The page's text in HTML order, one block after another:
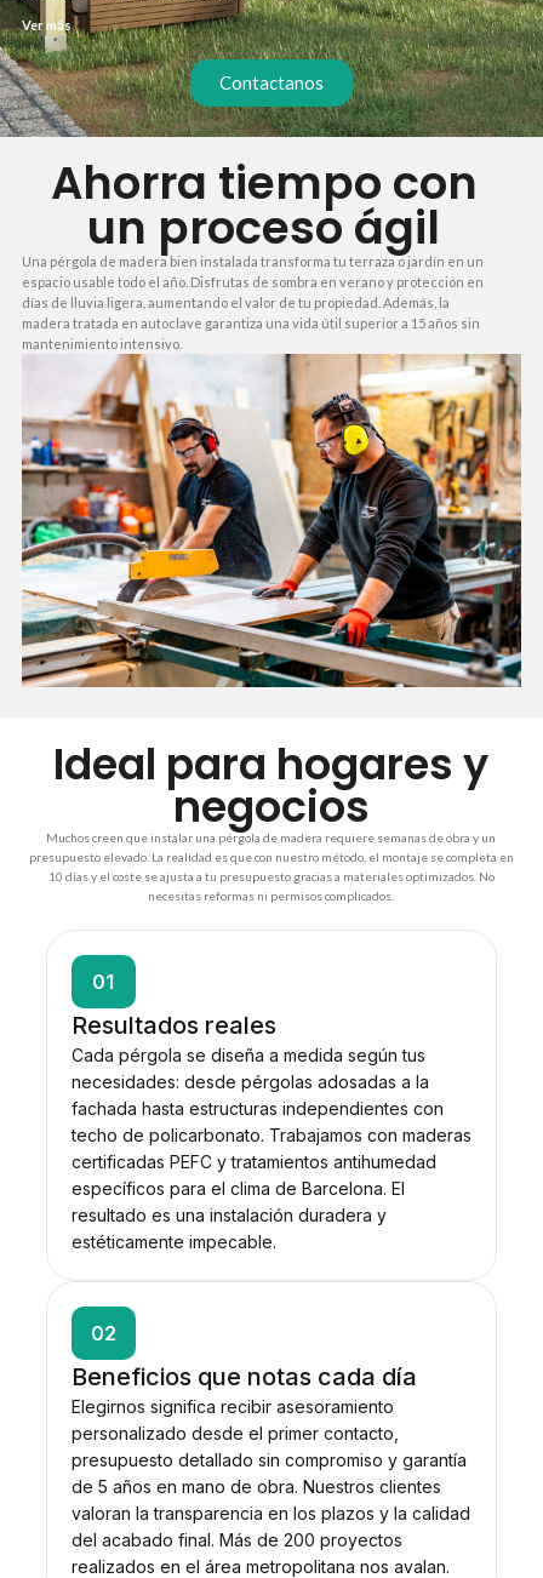
proceso ágil y sin sorpresas. Te explicamos cómo conseguir tu pérgola ideal en
menos de dos semanas, con presupuesto cerrado y materiales de primera
calidad. Olvídate de esperas interminables y costes ocultos.
Ver más
Contactanos
Ahorra tiempo con
un proceso ágil
Una pérgola de madera bien instalada transforma tu terraza o jardín en un
espacio usable todo el año. Disfrutas de sombra en verano y protección en
días de lluvia ligera, aumentando el valor de tu propiedad. Además, la
madera tratada en autoclave garantiza una vida útil superior a 15 años sin
mantenimiento intensivo.
Ideal para hogares y
negocios
Muchos creen que instalar una pérgola de madera requiere semanas de obra y un
presupuesto elevado. La realidad es que con nuestro método, el montaje se completa en
10 días y el coste se ajusta a tu presupuesto gracias a materiales optimizados. No
necesitas reformas ni permisos complicados.
01
Resultados reales
Cada pérgola se diseña a medida según tus
necesidades: desde pérgolas adosadas a la
fachada hasta estructuras independientes con
techo de policarbonato. Trabajamos con maderas
certificadas PEFC y tratamientos antihumedad
específicos para el clima de Barcelona. El
resultado es una instalación duradera y
estéticamente impecable.
02
Beneficios que notas cada día
Elegirnos significa recibir asesoramiento
personalizado desde el primer contacto,
presupuesto detallado sin compromiso y garantía
de 5 años en mano de obra. Nuestros clientes
valoran la transparencia en los plazos y la calidad
del acabado final. Más de 200 proyectos
realizados en el área metropolitana nos avalan.